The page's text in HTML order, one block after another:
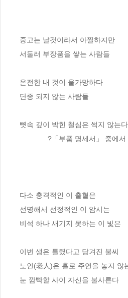
중고는 날것이라서 아찔하지만
서둘러 부장품을 쌓는 사람들
온전한 내 것이 울가망하다
단종 되지 않는 사람들
뼛속 깊이 박힌 철심은 썩지 않는다
              ?「부품 명세서」 중에서
다소 충격적인 이 출혈은
선명해서 선정적인 이 암시는
비석 하나 새기지 못하는 이 빛은
이번 생은 틀렸다고 당겨진 불씨
노인(老人)은 홀로 주연을 놓지 않
눈 깜빡할 사이 자신을 불사른다